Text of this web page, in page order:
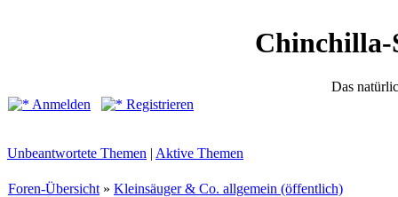
Chinchilla-
Das
Anmelden
Registrieren
Unbeantwortete Themen | Aktive Themen
Foren-Übersicht » Kleinsäuger & Co. allgemein (öffentlich)